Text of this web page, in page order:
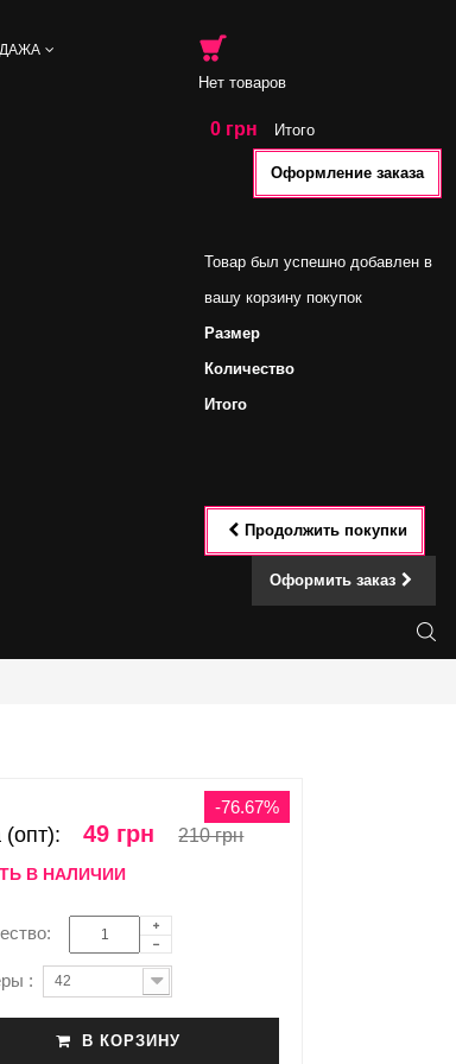
Нет товаров
0 грн Итого
Оформление заказа
Товар был успешно добавлен в
вашу корзину покупок
Размер
Количество
Итого
Продолжить покупки
Оформить заказ
49 грн 210 грн
В НАЛИЧИИ
-76.67%
: 42
В КОРЗИНУ